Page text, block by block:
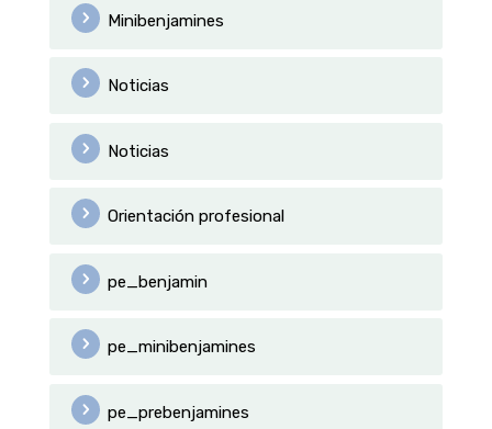
Minibenjamines
Noticias
Noticias
Orientación profesional
pe_benjamin
pe_minibenjamines
pe_prebenjamines